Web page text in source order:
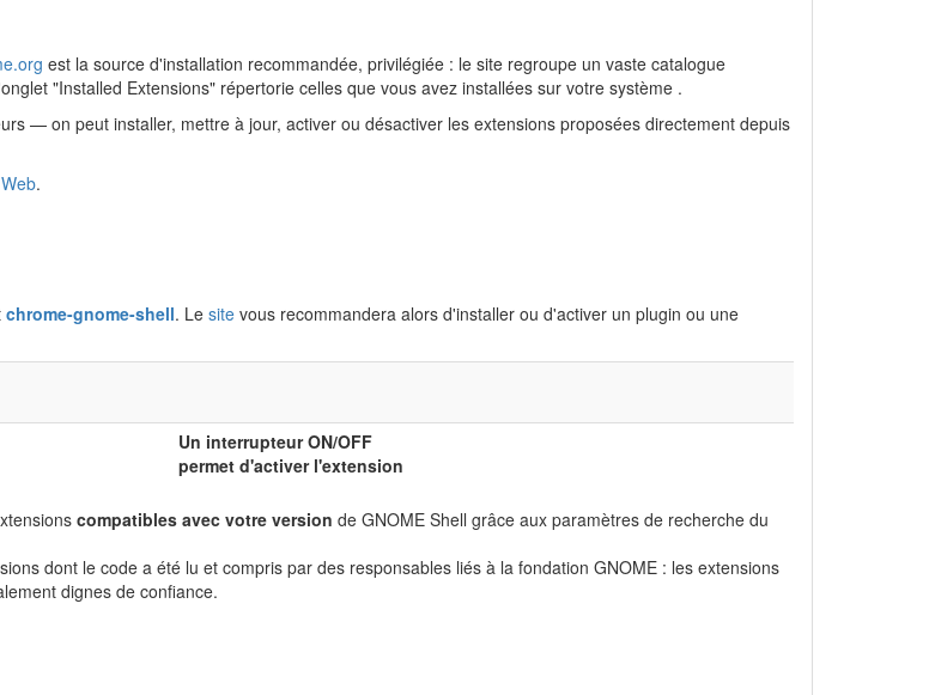
est la source d'installation recommandée, privilégiée : le site regroupe un vaste catalogue
"Installed Extensions" répertorie celles que vous avez installées sur votre système .
— on peut installer, mettre à jour, activer ou désactiver les extensions proposées directement depuis
.
chrome-gnome-shell. Le site vous recommandera alors d'installer ou d'activer un plugin ou une
Un interrupteur ON/OFF
permet d'activer l'extension
compatibles avec votre version de GNOME Shell grâce aux paramètres de recherche du
dont le code a été lu et compris par des responsables liés à la fondation GNOME : les extensions
dignes de confiance.